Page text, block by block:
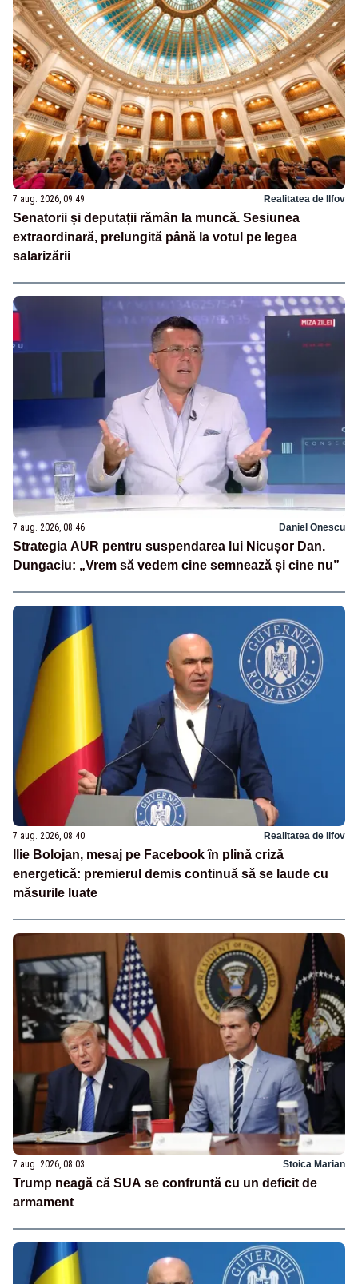
7 aug. 2026, 09:49 Realitatea de Ilfov
Senatorii și deputații rămân la muncă. Sesiunea
extraordinară, prelungită până la votul pe legea
salarizării
7 aug. 2026, 08:46 Daniel Onescu
Strategia AUR pentru suspendarea lui Nicușor Dan.
Dungaciu: „Vrem să vedem cine semnează și cine nu”
7 aug. 2026, 08:40 Realitatea de Ilfov
Ilie Bolojan, mesaj pe Facebook în plină criză
energetică: premierul demis continuă să se laude cu
măsurile luate
7 aug. 2026, 08:03 Stoica Marian
Trump neagă că SUA se confruntă cu un deficit de
armament